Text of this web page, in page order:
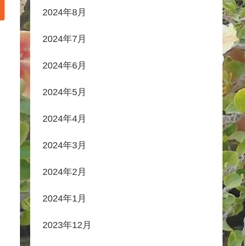
2024年8月
2024年7月
2024年6月
2024年5月
2024年4月
2024年3月
2024年2月
2024年1月
2023年12月